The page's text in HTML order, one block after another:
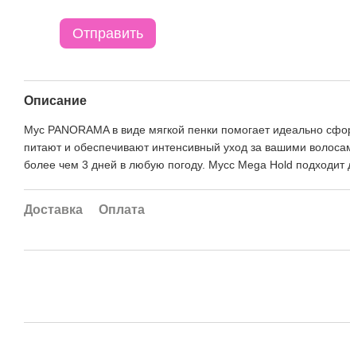
Отправить
Описание
Мус PANORAMA в виде мягкой пенки помогает идеально
питают и обеспечивают интенсивный уход за вашими
более чем 3 дней в любую погоду. Мусс Mega Hold подходит
Доставка Оплата